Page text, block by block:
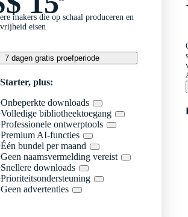
makers die op schaal produceren en
eisen
7 dagen gratis proefperiode
plus:
Onbeperkte downloads
Volledige bibliotheektoegang
Professionele ontwerptools
Premium AI-functies
Één bundel per maand
Geen naamsvermelding vereist
Snellere downloads
Prioriteitsondersteuning
Geen advertenties